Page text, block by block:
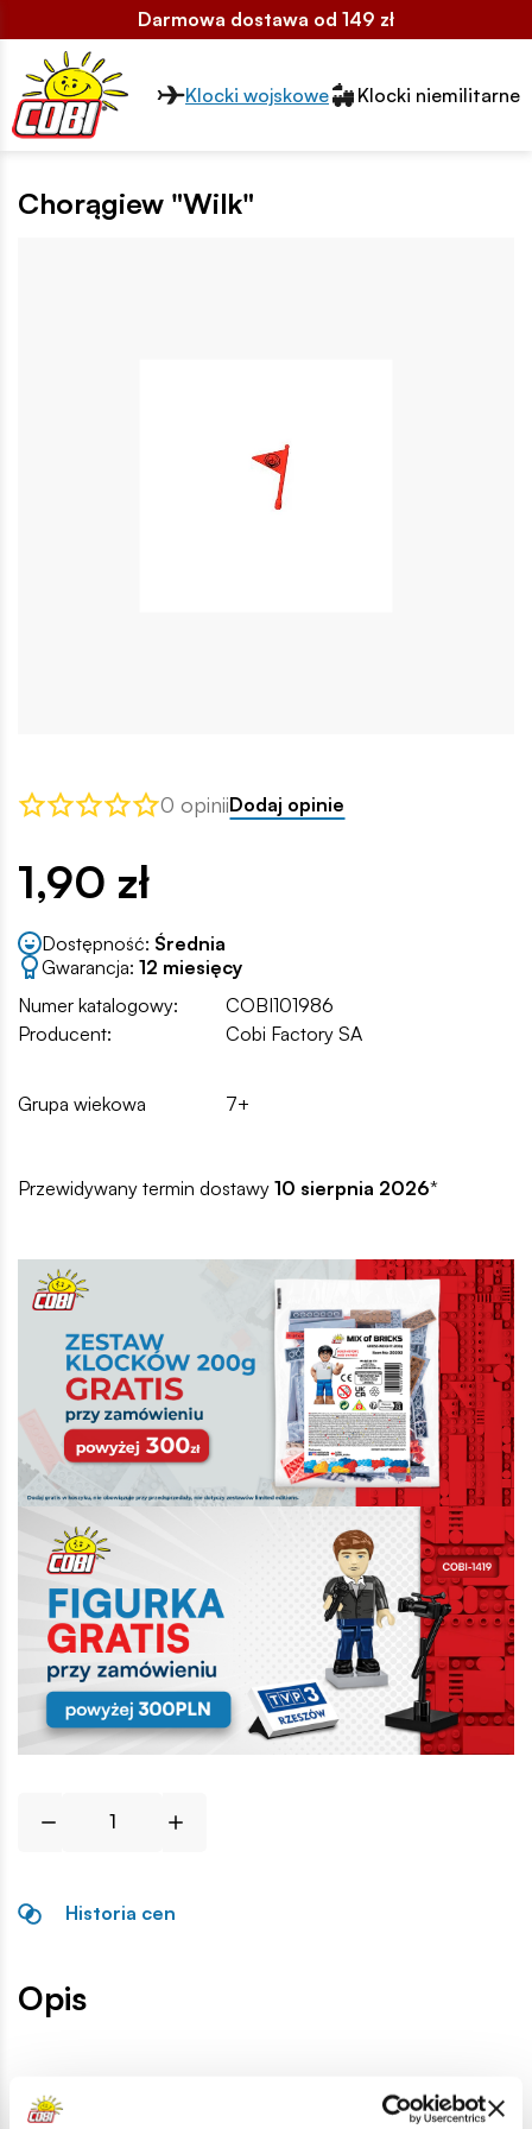
Darmowa dostawa od 149 zł
Przełącznik segmentów2
Klocki wojskowe Klocki niemilitarne
Chorągiew "Wilk"
0 opiniiDodaj opinie
1,90 zł
Dostępność: Średnia
Gwarancja: 12 miesięcy
Numer katalogowy:
COBI101986
Producent:
Cobi Factory SA
Grupa wiekowa 7+
Przewidywany termin dostawy 10 sierpnia 2026*
Historia cen
Opis